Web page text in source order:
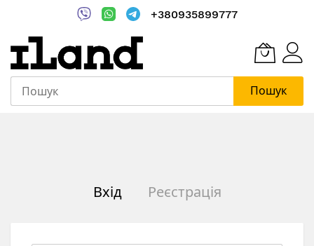
+380935899777
Пошук
Вхід Реєстрація